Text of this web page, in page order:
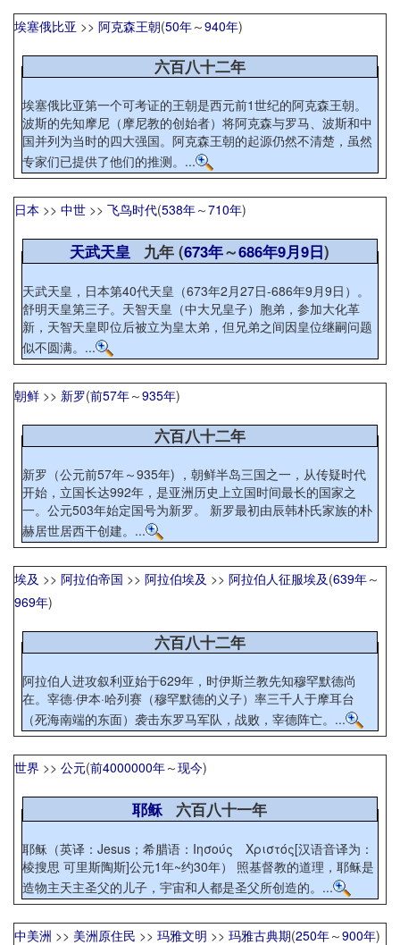
埃塞俄比亚 >> 阿克森王朝(50年～940年)
六百八十二年
埃塞俄比亚第一个可考证的王朝是西元前1世纪的阿克森王朝。
波斯的先知摩尼（摩尼教的创始者）将阿克森与罗马、波斯和中
国并列为当时的四大强国。阿克森王朝的起源仍然不清楚，虽然
专家们已提供了他们的推测。...
日本 >> 中世 >> 飞鸟时代(538年～710年)
天武天皇 九年 (673年～686年9月9日)
天武天皇，日本第40代天皇（673年2月27日-686年9月9日）。
舒明天皇第三子。天智天皇（中大兄皇子）胞弟，参加大化革
新，天智天皇即位后被立为皇太弟，但兄弟之间因皇位继嗣问题
似不圆满。...
朝鲜 >> 新罗(前57年～935年)
六百八十二年
新罗（公元前57年～935年) ，朝鲜半岛三国之一，从传疑时代
开始，立国长达992年，是亚洲历史上立国时间最长的国家之
一。公元503年始定国号为新罗。 新罗最初由辰韩朴氏家族的朴
赫居世居西干创建。...
埃及 >> 阿拉伯帝国 >> 阿拉伯埃及 >> 阿拉伯人征服埃及(639年～
969年)
六百八十二年
阿拉伯人进攻叙利亚始于629年，时伊斯兰教先知穆罕默德尚
在。宰德·伊本·哈列赛（穆罕默德的义子）率三千人于摩耳台
（死海南端的东面）袭击东罗马军队，战败，宰德阵亡。...
世界 >> 公元(前4000000年～现今)
耶稣六百八十一年
耶稣（英译：Jesus；希腊语：Ιησούς Χριστός[汉语音译为：
棱搜思 可里斯陶斯]公元1年~约30年） 照基督教的道理，耶稣是
造物主天主圣父的儿子，宇宙和人都是圣父所创造的。...
中美洲 >> 美洲原住民 >> 玛雅文明 >> 玛雅古典期(250年～900年)